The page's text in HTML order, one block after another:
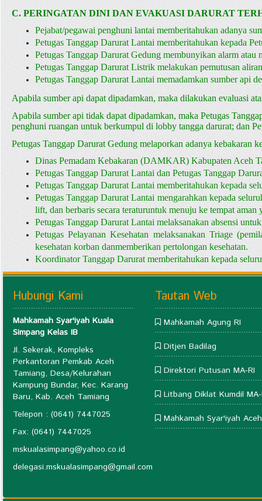
C. PERINGATAN DINI DAN EVAKUASI DARURAT
Pejabat/pegawai penghuni lantai memberitahukan adanya
Petugas Tanggap Darurat Lantai memberitahukan kepada
Petugas Tanggap Darurat Gedung membunyikan alarm atau
Petugas Tanggap Darurat Listrik melakukan pemutusan
Petugas Tanggap Darurat Lantai memadamkan sumber api
Apabila sumber api dapat dipadamkan, maka dilakukan evaluasi
Apabila sumber api tidak dapat dipadamkan, maka Petugas
penghuni ruangan untuk berkumpul di lobby tangga darurat; dan
Petugas Tanggap Darurat Gedung melaporkan adanya kebakaran
Dinas Pemadam Kebakaran (DAMKAR) Kabupaten Aceh
Petugas Tanggap Darurat Lantai dan Petugas Tanggap
Petugas Tanggap Darurat Lantai memberitahukan kepada
Petugas Tanggap Darurat Lantai mengarahkan kepada
lift, dan berbaris secara teraturuntuk menuju ke tempat
Petugas Tanggap Darurat Lantai melaksanakan absensi
Petugas Pelayanan Kesehatan melaksanakan Triage
kesehatan korban danmemberikan pertolongan kesehatan.
Koordinator Tanggap Darurat memberitahukan kepada
Hubungi Kami
Mahkamah Syar'iyah Kuala
Simpang Kelas IB
Jl. Sekerak, Kompleks
Perkantoran Pemkab Aceh
Tamiang, Desa/Kelurahan
Kampung Bundar, Kec. Karang
Baru, Kab. Aceh Tamiang
Telepon : (0641) 7447025
Fax: (0641) 7447025
mskualasimpang@yahoo.co.id
delegasi.mskualasimpang@gmail.com
Tautan Web
Mahkamah Agung RI
Ditjen Badilag
Direktori Putusan MA-RI
Litbang Diklat Kumdil MA-
Mahkamah Syar'iyah Aceh